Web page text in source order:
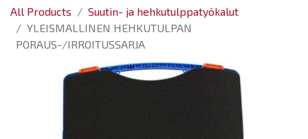
All Products
Suutin- ja hehkutulppatyökalut
YLEISMALLINEN HEHKUTULPAN
PORAUS-/IRROITUSSARJA